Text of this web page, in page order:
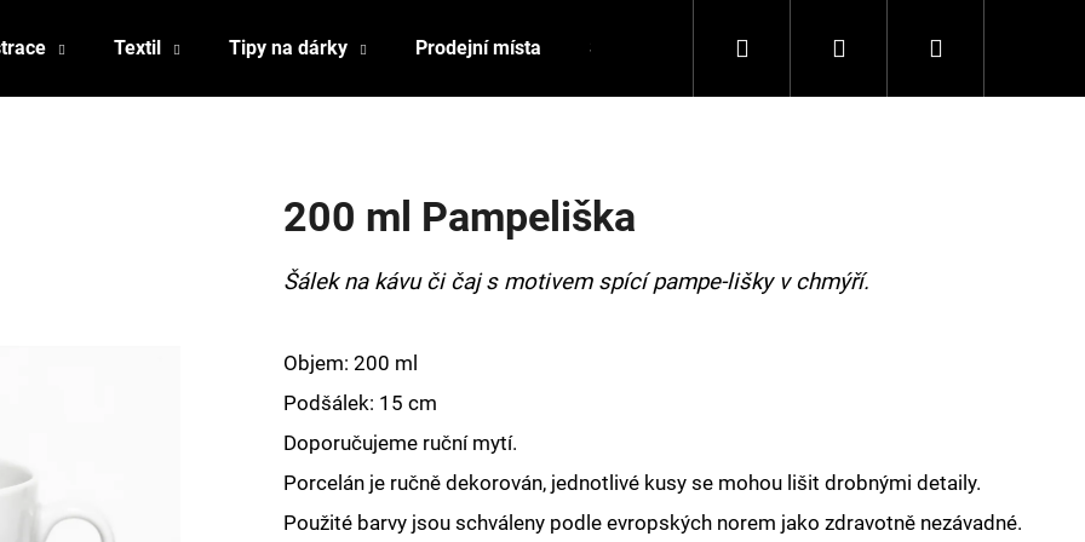
Textil Tipy na dárky Prodejní místa Spolupráce Kontakty
Hledat PřihlášeníNákupní
200 ml Pampeliška
Šálek na kávu či čaj s motivem spící pampe-lišky v chmýří.
Objem: 200 ml
Podšálek: 15 cm
Doporučujeme ruční mytí.
Porcelán je ručně dekorován, jednotlivé kusy se mohou lišit drobnými detaily.
Použité barvy jsou schváleny podle evropských norem jako zdravotně nezávadné.
HLEDAT